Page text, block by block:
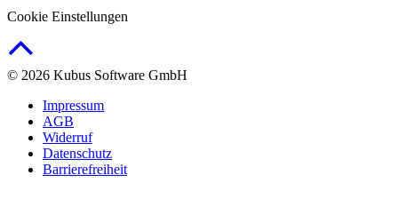
Cookie Einstellungen
© 2026 Kubus Software GmbH
Impressum
AGB
Widerruf
Datenschutz
Barrierefreiheit